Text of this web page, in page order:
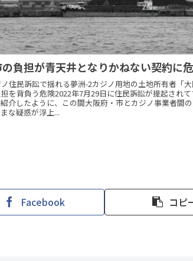
負担が青天井となりかねない契約に
住民訴訟で揺れる夢洲-2カジノ用地の土地所有者「
を背負う危険2022年7月29日に住民訴訟が提起され
介したように、この間大阪府・市とカジノ事業者間
な疑惑が浮上...
Facebook コピ